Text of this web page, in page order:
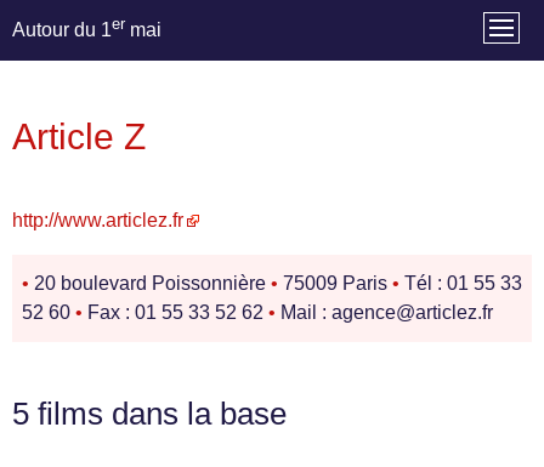
Autour du 1er mai
Article Z
http://www.articlez.fr
• 20 boulevard Poissonnière • 75009 Paris • Tél : 01 55 33
52 60 • Fax : 01 55 33 52 62 • Mail : agence@articlez.fr
5 films dans la base